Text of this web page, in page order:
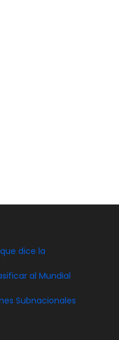
dice la
al Mundial
Subnacionales